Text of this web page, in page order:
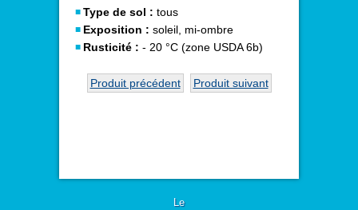
Type de sol : tous
Exposition : soleil, mi-ombre
Rusticité : - 20 °C (zone USDA 6b)
Produit précédent Produit suivant
Le